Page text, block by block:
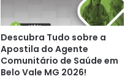
Descubra Tudo sobre a
Apostila do Agente
Comunitário de Saúde em
Belo Vale MG 2026!